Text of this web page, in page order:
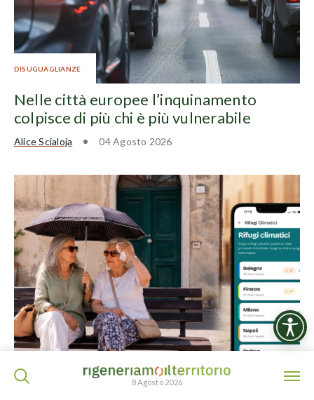
DISUGUAGLIANZE
Nelle città europee l’inquinamento
colpisce di più chi è più vulnerabile
Alice Scialoja 04 Agosto 2026
ONDATE DI CALORE
8 Agosto 2026
ISCRIVITI ALLA NEWSLETTER